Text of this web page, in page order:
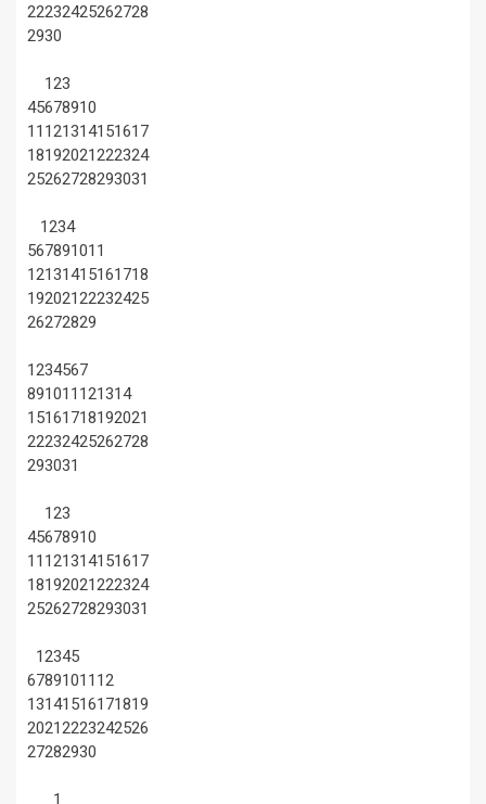
22232425262728
2930
123
45678910
11 121314151617
18192021222324
25262728293031
1234
567891011
12131415161718
19202122232425
26272829
1234567
891011 121314
15161718192021
22232425262728
293031
123
45678910
11 121314151617
18192021222324
25262728293031
12345
67891011 12
13141516171819
20212223242526
27282930
1